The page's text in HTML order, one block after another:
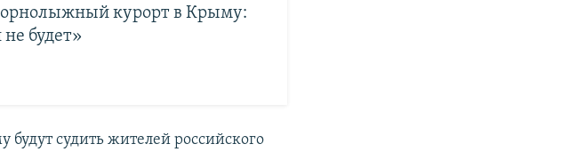
курорт в Крыму:
будет»
будут судить жителей российского